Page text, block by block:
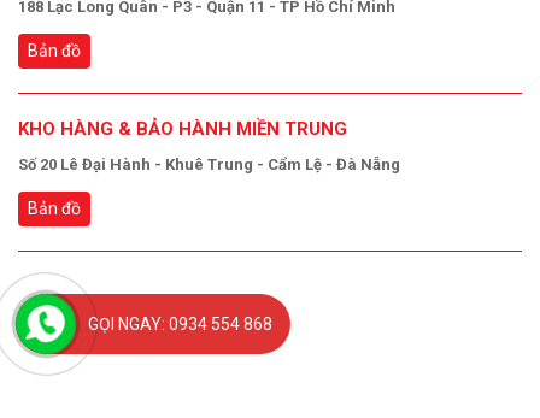
188 Lạc Long Quân - P3 - Quận 11 - TP Hồ Chí Minh
Bản đồ
KHO HÀNG & BẢO HÀNH MIỀN TRUNG
Số 20 Lê Đại Hành - Khuê Trung - Cẩm Lệ - Đà Nẵng
Bản đồ
GỌI NGAY: 0934 554 868